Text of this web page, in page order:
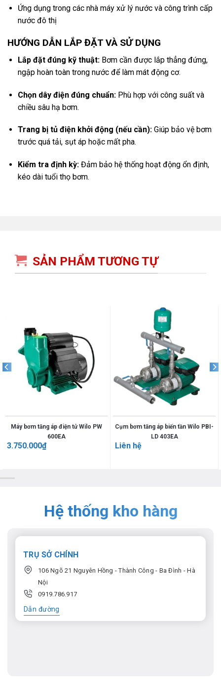
Ứng dụng trong các nhà máy xử lý nước và công trình cấp
nước đô thị
HƯỚNG DẪN LẮP ĐẶT VÀ SỬ DỤNG
Lắp đặt đúng kỹ thuật:Bơm cần được lắp thẳng đứng,
ngập hoàn toàn trong nước để làm mát động cơ.
Chọn dây điện đúng chuẩn:Phù hợp với công suất và
chiều sâu hạ bơm.
Trang bị tủ điện khởi động (nếu cần):Giúp bảo vệ bơm
trước quá tải, sụt áp hoặc mất pha.
Kiểm tra định kỳ:Đảm bảo hệ thống hoạt động ổn định,
kéo dài tuổi thọ bơm.
SẢN PHẨM TƯƠNG TỰ
Máy bơm tăng áp điện tử Wilo PW
600EA
3.750.000₫
Cụm bơm tăng áp biến tần Wilo PBI-
LD 403EA
Liên hệ
Hệ thống kho hàng
TRỤ SỞ CHÍNH
106 Ngõ 21 Nguyên Hồng - Thành Công - Ba Đình - Hà
Nội
0919.786.917
Dẫn đường